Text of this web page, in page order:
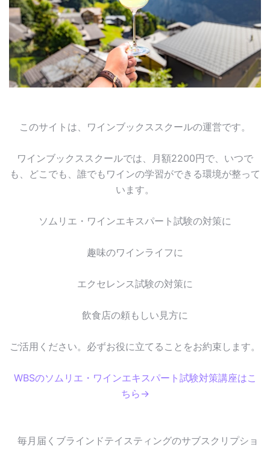
このサイトは、ワインブックススクールの運営です。
ワインブックススクールでは、月額2200円で、いつで
も、どこでも、誰でもワインの学習ができる環境が整って
います。
ソムリエ・ワインエキスパート試験の対策に
趣味のワインライフに
エクセレンス試験の対策に
飲食店の頼もしい見方に
ご活用ください。必ずお役に立てることをお約束します。
WBSのソムリエ・ワインエキスパート試験対策講座はこ
ちら→
毎月届くブラインドテイスティングのサブスクリプショ